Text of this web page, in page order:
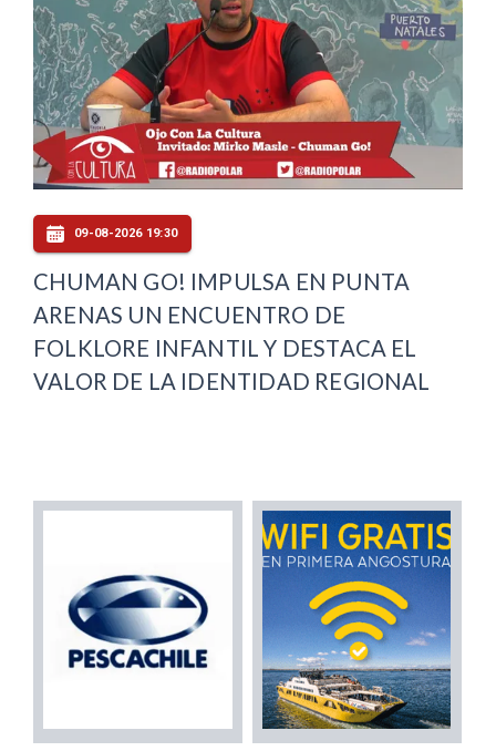
09-08-2026 19:30
CHUMAN GO! IMPULSA EN PUNTA
ARENAS UN ENCUENTRO DE
FOLKLORE INFANTIL Y DESTACA EL
VALOR DE LA IDENTIDAD REGIONAL